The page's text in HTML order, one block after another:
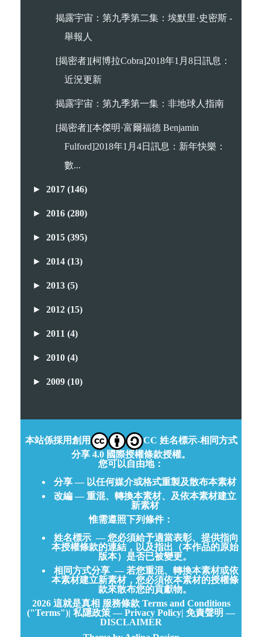
揭露宇宙：第九季第二集：埃默里·史密斯 -
舉報人
[揭密者][柯博拉Cobra]2018年1月8日訊息：
近況更新
揭露宇宙：第九季第一集：非地球人指南
[揭密者][本傑明·富爾福德 Benjamin
Fulford]2018年1月4日訊息：新年快樂：
數...
► 2017 (146)
► 2016 (280)
► 2015 (395)
► 2014 (13)
► 2013 (5)
► 2012 (15)
► 2011 (4)
► 2010 (4)
► 2009 (10)
本站係採用創用
CC 姓名標示-相同方式
分享 4.0 國際授權條款授權。
您可以自由地：
分享 — 以任何媒介或格式重製及散布本素材
改編 — 重混、轉換本素材、及依本素材建立
新素材
惟需遵照下列條件：
姓名標示 — 您必須給予適當表彰、提供指向
本授權條款的連結，以及指出（本作品的原始
版本）是否已被變更。
相同方式分享 — 若您重混、轉換本素材或依
本素材建立新素材，您必須依本素材的授權條
款來散布您的貢獻物。
2026 這就是真相 服務條款 Terms and Conditions
("Terms")| 私隱政策 — Privacy Policy| 免責聲明 —
DISCLAIMER